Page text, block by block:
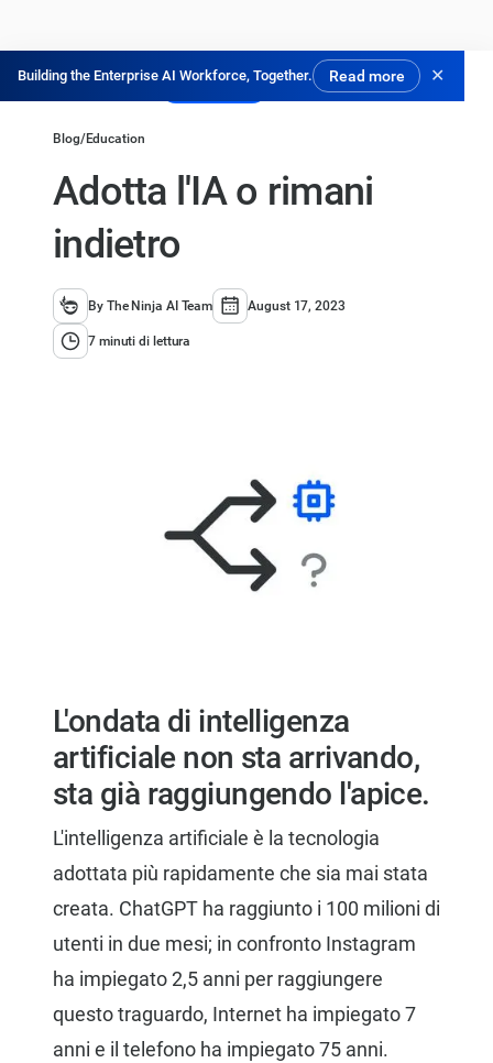
Building the Enterprise AI Workforce, Together. Read more ✕
Prova gratis
Blog/Education
Adotta l'IA o rimani
indietro
By The Ninja AI Team August 17, 2023
7 minuti di lettura
L'ondata di intelligenza
artificiale non sta arrivando,
sta già raggiungendo l'apice.
L'intelligenza artificiale è la tecnologia
adottata più rapidamente che sia mai stata
creata. ChatGPT ha raggiunto i 100 milioni di
utenti in due mesi; in confronto Instagram
ha impiegato 2,5 anni per raggiungere
questo traguardo, Internet ha impiegato 7
anni e il telefono ha impiegato 75 anni.